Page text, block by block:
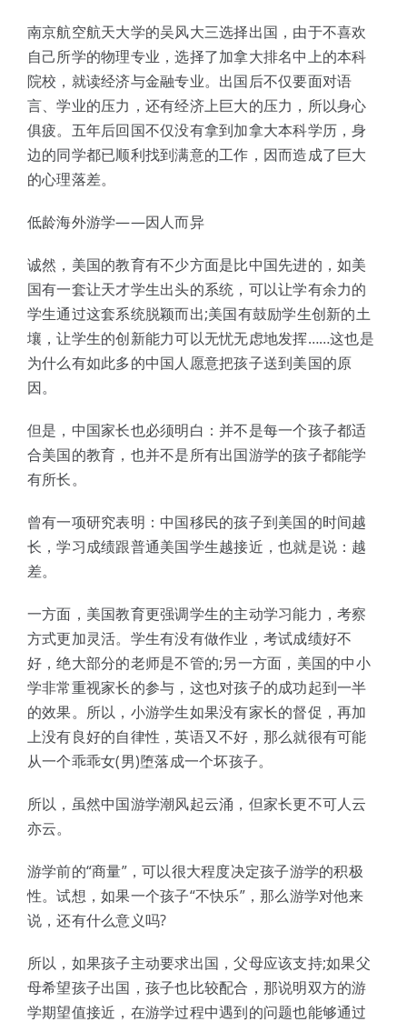
南京航空航天大学的吴风大三选择出国，由于不喜欢
自己所学的物理专业，选择了加拿大排名中上的本科
院校，就读经济与金融专业。出国后不仅要面对语
言、学业的压力，还有经济上巨大的压力，所以身心
俱疲。五年后回国不仅没有拿到加拿大本科学历，身
边的同学都已顺利找到满意的工作，因而造成了巨大
的心理落差。
低龄海外游学——因人而异
诚然，美国的教育有不少方面是比中国先进的，如美
国有一套让天才学生出头的系统，可以让学有余力的
学生通过这套系统脱颖而出;美国有鼓励学生创新的土
壤，让学生的创新能力可以无忧无虑地发挥……这也是
为什么有如此多的中国人愿意把孩子送到美国的原
因。
但是，中国家长也必须明白：并不是每一个孩子都适
合美国的教育，也并不是所有出国游学的孩子都能学
有所长。
曾有一项研究表明：中国移民的孩子到美国的时间越
长，学习成绩跟普通美国学生越接近，也就是说：越
差。
一方面，美国教育更强调学生的主动学习能力，考察
方式更加灵活。学生有没有做作业，考试成绩好不
好，绝大部分的老师是不管的;另一方面，美国的中小
学非常重视家长的参与，这也对孩子的成功起到一半
的效果。所以，小游学生如果没有家长的督促，再加
上没有良好的自律性，英语又不好，那么就很有可能
从一个乖乖女(男)堕落成一个坏孩子。
所以，虽然中国游学潮风起云涌，但家长更不可人云
亦云。
游学前的“商量”，可以很大程度决定孩子游学的积极
性。试想，如果一个孩子“不快乐”，那么游学对他来
说，还有什么意义吗?
所以，如果孩子主动要求出国，父母应该支持;如果父
母希望孩子出国，孩子也比较配合，那说明双方的游
学期望值接近，在游学过程中遇到的问题也能够通过